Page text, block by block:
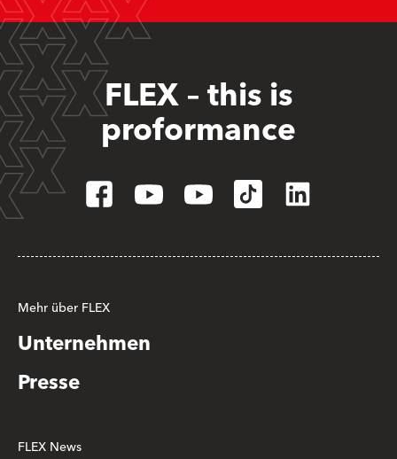
FLEX – this is
proformance
Mehr über FLEX
Unternehmen
Presse
FLEX News